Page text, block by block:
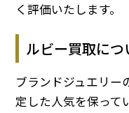
く評価いたします。
ルビー買取につ
ブランドジュエリー
定した人気を保って